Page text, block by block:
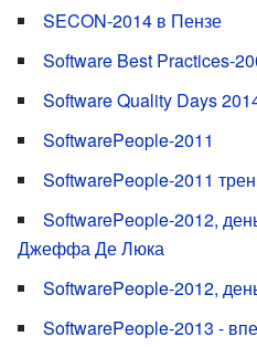
SECON-2014 в Пензе
Software Best Practices-
Software Quality Days
SoftwarePeople-2011
SoftwarePeople-2011
SoftwarePeople-2012,
Джеффа Де Люка
SoftwarePeople-2012,
SoftwarePeople-2013 -